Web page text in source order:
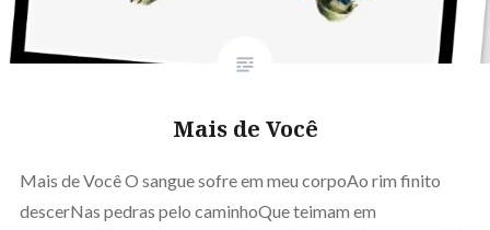
Mais de Você
Mais de Você O sangue sofre em meu corpoAo rim finito
descerNas pedras pelo caminhoQue teimam em